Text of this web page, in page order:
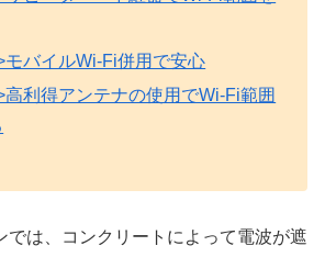
モバイルWi-Fi併用で安心
高利得アンテナの使用でWi-Fi範囲
では、コンクリートによって電波が遮